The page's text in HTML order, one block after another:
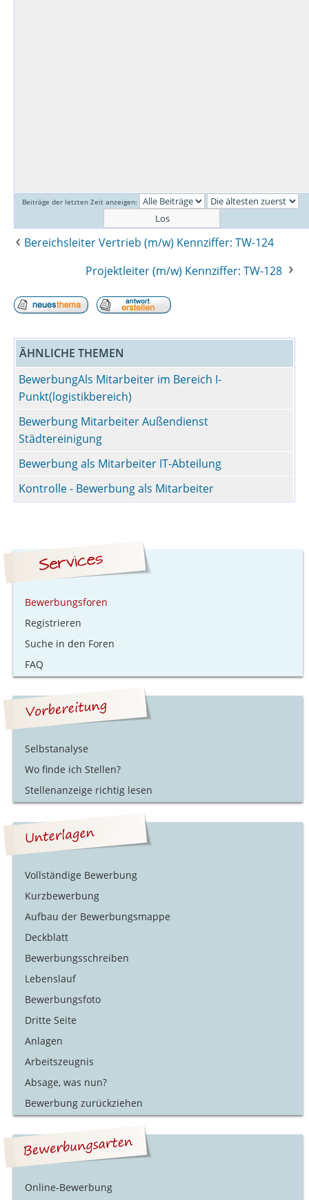
Beiträge der letzten Zeit anzeigen:
Bereichsleiter Vertrieb (m/w) Kennziffer: TW-124
Projektleiter (m/w) Kennziffer: TW-128
ÄHNLICHE THEMEN
BewerbungAls Mitarbeiter im Bereich I-
Punkt(logistikbereich)
Bewerbung Mitarbeiter Außendienst
Städtereinigung
Bewerbung als Mitarbeiter IT-Abteilung
Kontrolle - Bewerbung als Mitarbeiter
Bewerbungsforen
Registrieren
Suche in den Foren
FAQ
Selbstanalyse
Wo finde ich Stellen?
Stellenanzeige richtig lesen
Vollständige Bewerbung
Kurzbewerbung
Aufbau der Bewerbungsmappe
Deckblatt
Bewerbungsschreiben
Lebenslauf
Bewerbungsfoto
Dritte Seite
Anlagen
Arbeitszeugnis
Absage, was nun?
Bewerbung zurückziehen
Online-Bewerbung